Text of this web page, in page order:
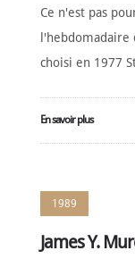
Ce n'est pas
choisi en 1977
En savoir plus
1989
James Y.